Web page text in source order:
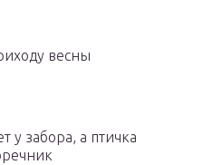
весны
у забора, а птичка